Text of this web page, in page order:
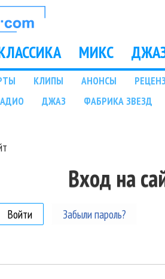
МИКС
КЛИПЫ АНОНСЫ
ДЖАЗ ФАБРИКА ЗВЕЗД
Вход на
Войти (активная вкладка)
Забыли пароль?